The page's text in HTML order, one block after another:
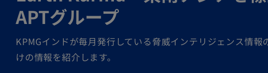
APTグループ
KPMGインドが毎月発行している脅威インテリジェンス情
けの情報を紹介します。